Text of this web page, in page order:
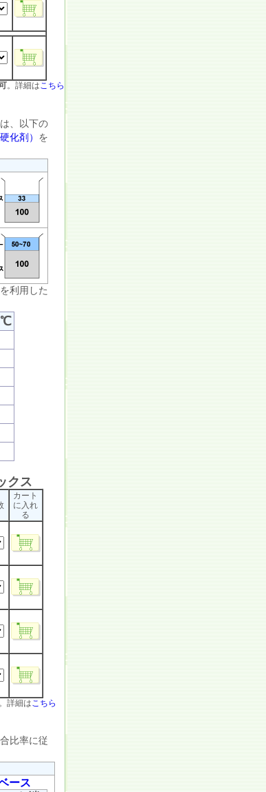
。詳細はこちら
、以下の
化剤） を
利用した
℃
クス
カート
に入れ
る
詳細はこちら
比率に従
ース